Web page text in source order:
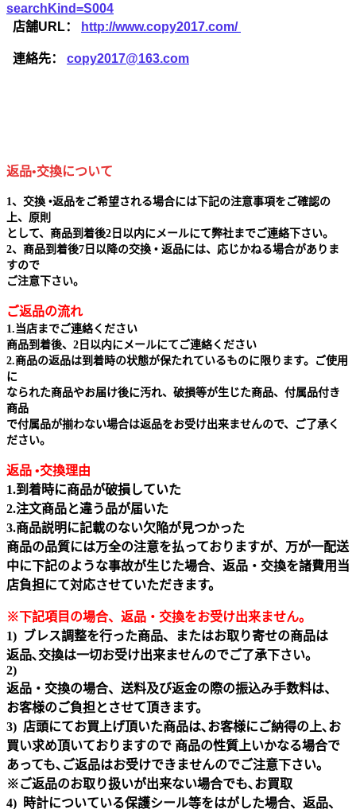
searchKind=S004
店舗URL：
http://www.copy2017.com/
連絡先： copy2017@163.com
返品•交換について
1、交換 •返品をご希望される場合には下記の注意事項をご確認の
上、原則
として、商品到着後2日以内にメールにて弊社までご連絡下さい。
2、商品到着後7日以降の交換 • 返品には、応じかねる場合がありま
すので
ご注意下さい。
ご返品の流れ
1.当店までご連絡ください
商品到着後、2日以内にメールにてご連絡ください
2.商品の返品は到着時の状態が保たれているものに限ります。ご使用
に
なられた商品やお届け後に汚れ、破損等が生じた商品、付属品付き
商品
で付属品が揃わない場合は返品をお受け出来ませんので、ご了承く
ださい。
返品 •交換理由
1.到着時に商品が破損していた
2.注文商品と違う品が届いた
3.商品説明に記載のない欠陥が見つかった
商品の品質には万全の注意を払っておりますが、万が一配送
中に下記のような事故が生じた場合、返品・交換を諸費用当
店負担にて対応させていただきます。
※下記項目の場合、返品・交換をお受け出来ません｡
1) ブレス調整を行った商品、またはお取り寄せの商品は
返品､交換は一切お受け出来ませんのでご了承下さい。
2)
返品・交換の場合、送料及び返金の際の振込み手数料は、
お客様のご負担とさせて頂きます。
3) 店頭にてお買上げ頂いた商品は､お客様にご納得の上､お
買い求め頂いておりますので 商品の性質上いかなる場合で
あっても､ご返品はお受けできませんのでご注意下さい｡
※ご返品のお取り扱いが出来ない場合でも､お買取
4) 時計についている保護シール等をはがした場合、返品、